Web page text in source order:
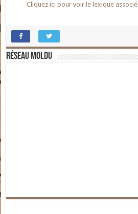
Cliquez ici pour voir le lexique associé
Réseau moldu